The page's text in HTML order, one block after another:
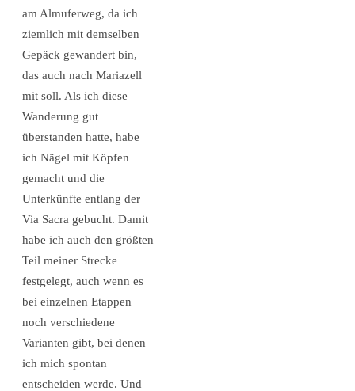
am Almuferweg, da ich
ziemlich mit demselben
Gepäck gewandert bin,
das auch nach Mariazell
mit soll. Als ich diese
Wanderung gut
überstanden hatte, habe
ich Nägel mit Köpfen
gemacht und die
Unterkünfte entlang der
Via Sacra gebucht. Damit
habe ich auch den größten
Teil meiner Strecke
festgelegt, auch wenn es
bei einzelnen Etappen
noch verschiedene
Varianten gibt, bei denen
ich mich spontan
entscheiden werde. Und